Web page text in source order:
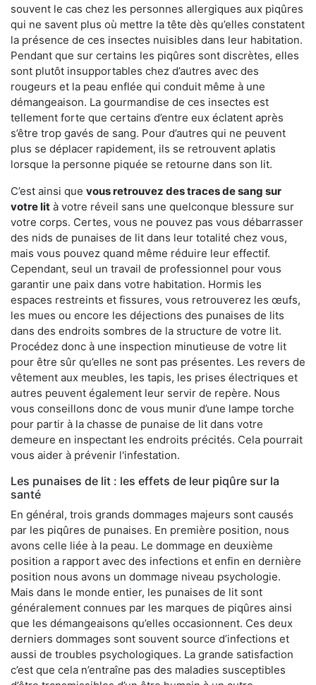
souvent le cas chez les personnes allergiques aux piqûres
qui ne savent plus où mettre la tête dès qu’elles constatent
la présence de ces insectes nuisibles dans leur habitation.
Pendant que sur certains les piqûres sont discrètes, elles
sont plutôt insupportables chez d’autres avec des
rougeurs et la peau enflée qui conduit même à une
démangeaison. La gourmandise de ces insectes est
tellement forte que certains d’entre eux éclatent après
s’être trop gavés de sang. Pour d’autres qui ne peuvent
plus se déplacer rapidement, ils se retrouvent aplatis
lorsque la personne piquée se retourne dans son lit.
C’est ainsi que vous retrouvez des traces de sang sur
votre lit à votre réveil sans une quelconque blessure sur
votre corps. Certes, vous ne pouvez pas vous débarrasser
des nids de punaises de lit dans leur totalité chez vous,
mais vous pouvez quand même réduire leur effectif.
Cependant, seul un travail de professionnel pour vous
garantir une paix dans votre habitation. Hormis les
espaces restreints et fissures, vous retrouverez les œufs,
les mues ou encore les déjections des punaises de lits
dans des endroits sombres de la structure de votre lit.
Procédez donc à une inspection minutieuse de votre lit
pour être sûr qu’elles ne sont pas présentes. Les revers de
vêtement aux meubles, les tapis, les prises électriques et
autres peuvent également leur servir de repère. Nous
vous conseillons donc de vous munir d’une lampe torche
pour partir à la chasse de punaise de lit dans votre
demeure en inspectant les endroits précités. Cela pourrait
vous aider à prévenir l'infestation.
Les punaises de lit : les effets de leur piqûre sur la
santé
En général, trois grands dommages majeurs sont causés
par les piqûres de punaises. En première position, nous
avons celle liée à la peau. Le dommage en deuxième
position a rapport avec des infections et enfin en dernière
position nous avons un dommage niveau psychologie.
Mais dans le monde entier, les punaises de lit sont
généralement connues par les marques de piqûres ainsi
que les démangeaisons qu’elles occasionnent. Ces deux
derniers dommages sont souvent source d’infections et
aussi de troubles psychologiques. La grande satisfaction
c’est que cela n’entraîne pas des maladies susceptibles